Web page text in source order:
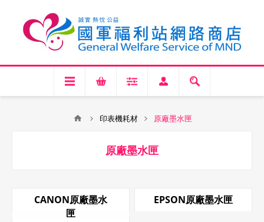
印表機耗材 原廠墨水匣
原廠墨水匣
CANON原廠墨水
匣
EPSON原廠墨水匣